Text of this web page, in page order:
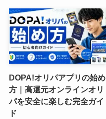
DOPA!オリパアプリの始め
方｜高還元オンラインオリ
パを安全に楽しむ完全ガイ
ド